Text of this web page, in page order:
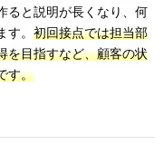
ると説明が長くなり、何
。 初回接点では担当部
を目指すなど、顧客の状
す。